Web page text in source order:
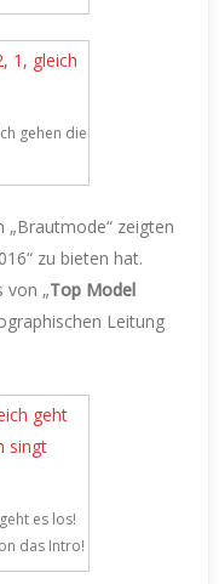
gehen die
„Brautmode“ zeigten
zu bieten hat.
von „Top Model
Leitung
es los!
das Intro!